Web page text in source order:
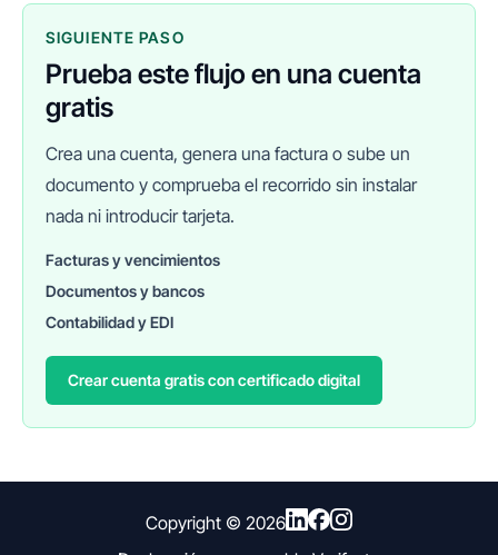
SIGUIENTE PASO
Prueba este flujo en una cuenta
gratis
Crea una cuenta, genera una factura o sube un
documento y comprueba el recorrido sin instalar
nada ni introducir tarjeta.
Facturas y vencimientos
Documentos y bancos
Contabilidad y EDI
Crear cuenta gratis con certificado digital
Copyright © 2026
FINANEDI
Hablemos ahora
Pedir información sobre FinanEDI